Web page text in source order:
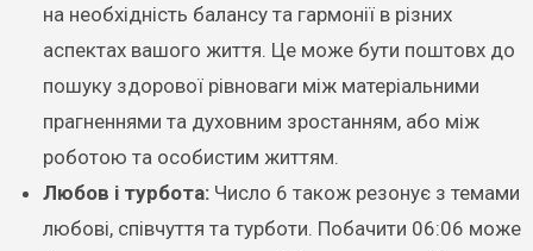
на необхідність балансу та гармонії в різних
аспектах вашого життя. Це може бути поштовх до
пошуку здорової рівноваги між матеріальними
прагненнями та духовним зростанням, або між
роботою та особистим життям.
Любов і турбота:Число 6 також резонує з темами
любові, співчуття та турботи. Побачити 06:06 може